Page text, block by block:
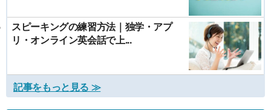
スピーキングの練習方法｜独学・アプ
リ・オンライン英会話で上...
記事をもっと見る ≫